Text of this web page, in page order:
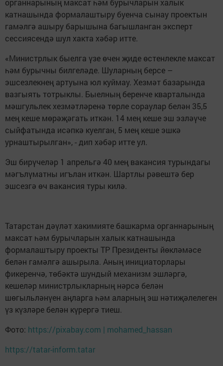
органнарының максат һәм бурычларын халык
катнашында формалаштыру буенча сынау проектын
гамәлгә ашыру барышына багышланган эксперт
сессиясендә шул хакта хәбәр итте.
«Министрлык быелга үзе өчен җиде өстенлекле максат
һәм бурычны билгеләде. Шуларның берсе –
эшсезлекнең артуына юл куймау. Хезмәт базарында
вазгыять тотрыклы. Быелның беренче кварталында
мәшгульлек хезмәтләренә төрле сораулар белән 35,5
мең кеше мөрәҗәгать иткән. 14 мең кеше эш эзләүче
сыйфатында исәпкә куелган, 5 мең кеше эшкә
урнаштырылган», - дип хәбәр итте ул.
Эш бирүчеләр 1 апрельгә 40 мең вакансия турындагы
мәгълүматны игълан иткән. Шартлы рәвештә бер
эшсезгә өч вакансия туры килә.
Татарстан дәүләт хакимияте башкарма органнарының
максат һәм бурычларын халык катнашында
формалаштыру проекты ТР Президенты йөкләмәсе
белән гамәлгә ашырыла. Аның инициаторлары
фикеренчә, төбәктә шундый механизм эшләргә,
кешеләр министрлыкларның нәрсә белән
шөгыльләнүен аңларга һәм аларның эш нәтиҗәлелеген
үз күзләре белән күрергә тиеш.
Фото: https://pixabay.com | mohamed_hassan
https://tatar-inform.tatar